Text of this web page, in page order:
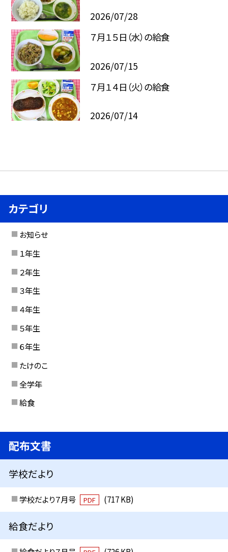
2026/07/28
７月１５日（水）の給食
2026/07/15
７月１４日（火）の給食
2026/07/14
カテゴリ
お知らせ
１年生
２年生
３年生
４年生
５年生
６年生
たけのこ
全学年
給食
配布文書
学校だより
学校だより７月号 PDF (717 KB)
給食だより